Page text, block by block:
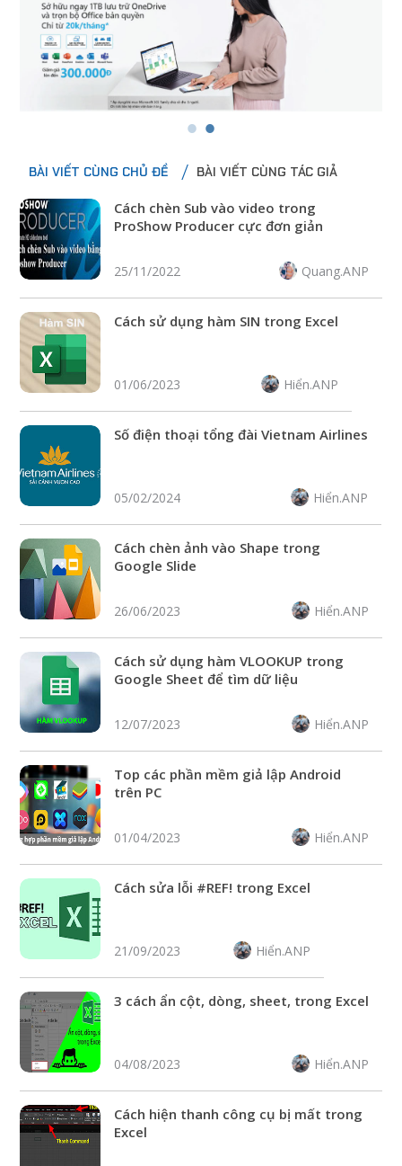
BÀI VIẾT CÙNG CHỦ ĐỀ BÀI VIẾT CÙNG TÁC GIẢ
Cách chèn Sub vào video trong
ProShow Producer cực đơn giản
25/11/2022 Quang.ANP
Cách sử dụng hàm SIN trong Excel
01/06/2023 Hiển.ANP
Số điện thoại tổng đài Vietnam Airlines
05/02/2024 Hiển.ANP
Cách chèn ảnh vào Shape trong
Google Slide
26/06/2023 Hiển.ANP
Cách sử dụng hàm VLOOKUP trong
Google Sheet để tìm dữ liệu
12/07/2023 Hiển.ANP
Top các phần mềm giả lập Android
trên PC
01/04/2023 Hiển.ANP
Cách sửa lỗi #REF! trong Excel
21/09/2023 Hiển.ANP
3 cách ẩn cột, dòng, sheet, trong Excel
04/08/2023 Hiển.ANP
Cách hiện thanh công cụ bị mất trong
Excel